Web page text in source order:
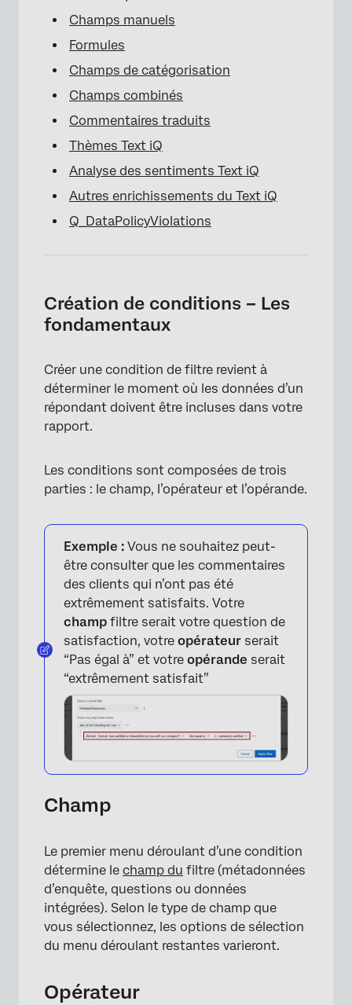
Champs manuels
Formules
Champs de catégorisation
Champs combinés
Commentaires traduits
Thèmes Text iQ
Analyse des sentiments Text iQ
Autres enrichissements du Text iQ
Q_DataPolicyViolations
Création de conditions – Les
fondamentaux
Créer une condition de filtre revient à
déterminer le moment où les données d’un
répondant doivent être incluses dans votre
rapport.
Les conditions sont composées de trois
parties : le champ, l’opérateur et l’opérande.
Exemple : Vous ne souhaitez peut-
être consulter que les commentaires
des clients qui n’ont pas été
extrêmement satisfaits. Votre
champ filtre serait votre question de
satisfaction, votre opérateur serait
“Pas égal à” et votre opérande serait
“extrêmement satisfait”
Champ
Le premier menu déroulant d’une condition
détermine le champ du filtre (métadonnées
d’enquête, questions ou données
intégrées). Selon le type de champ que
vous sélectionnez, les options de sélection
du menu déroulant restantes varieront.
Opérateur